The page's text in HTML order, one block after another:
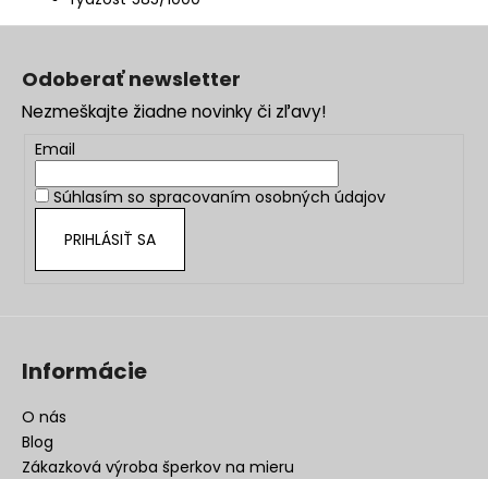
Odoberať newsletter
Nezmeškajte žiadne novinky či zľavy!
Email
Súhlasím so spracovaním osobných údajov
PRIHLÁSIŤ SA
Informácie
O nás
Blog
Zákazková výroba šperkov na mieru